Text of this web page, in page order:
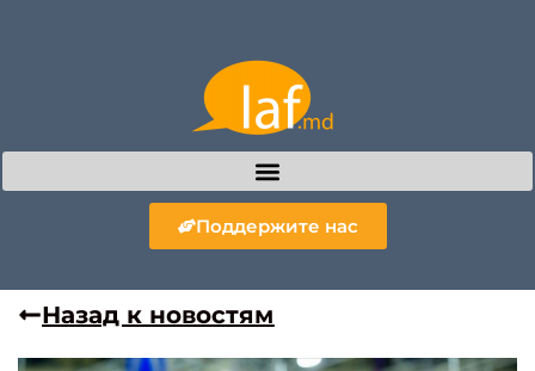
Поддержите нас
Назад к новостям